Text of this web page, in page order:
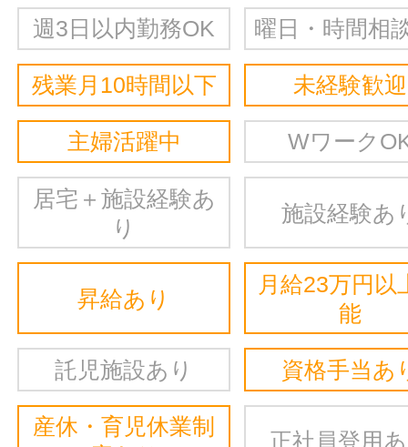
週3日以内勤務OK 曜日・時間相
残業月10時間以下 未経験歓迎
主婦活躍中 Wワーク
居宅＋施設経験あ
り
施設経験あ
昇給あり
月給23万円以
能
託児施設あり 資格手当あ
産休・育児休業制
正社員登用